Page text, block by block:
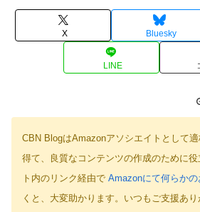
X Bluesky
LINE
CBN BlogはAmazonアソシエイトとして
得て、良質なコンテンツの作成のために
ト内のリンク経由で Amazonにて何らかの
くと、大変助かります。いつもご支援あ